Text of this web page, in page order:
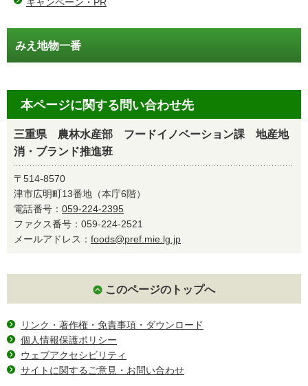
みえ地物一番
本ページに関する問い合わせ先
三重県 農林水産部 フードイノベーション課 地産地
消・ブランド推進班
〒514-8570
津市広明町13番地（本庁6階）
電話番号： 059-224-2395
ファクス番号：059-224-2521
メールアドレス： foods@pref.mie.lg.jp
このページのトップへ
リンク・著作権・免責事項・ダウンロード
個人情報保護ポリシー
ウェブアクセシビリティ
サイトに関するご意見・お問い合わせ